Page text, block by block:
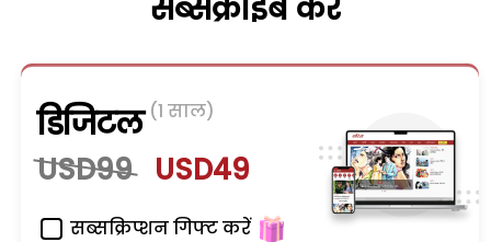
सब्सक्राइब करें
डिजिटल (1 साल)
USD99 USD49
सब्सक्रिप्शन गिफ्ट करें